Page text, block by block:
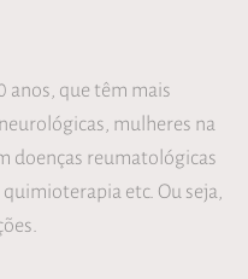
anos, que têm mais
mulheres na
doenças reumatológicas
etc. Ou seja,